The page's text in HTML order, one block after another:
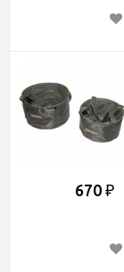
670 ₽